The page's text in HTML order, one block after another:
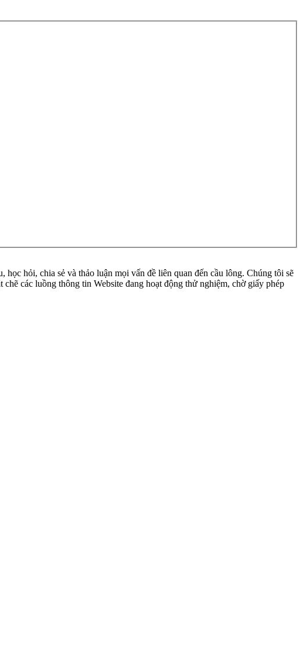
hỏi, chia sẻ và thảo luận mọi vấn đề liên quan đến cầu lông. Chúng tôi sẽ
các luồng thông tin Website đang hoạt động thử nghiệm, chờ giấy phép